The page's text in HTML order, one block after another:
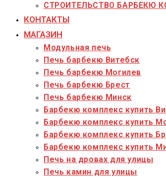
СТРОИТЕЛЬСТВО БАРБЕКЮ
КОНТАКТЫ
МАГАЗИН
Модульная печь
Печь барбекю Витебск
Печь барбекю Могилев
Печь барбекю Брест
Печь барбекю Минск
Барбекю комплекс купить
Барбекю комплекс купить
Барбекю комплекс купить
Барбекю комплекс купить
Печь на дровах для улицы
Печь камин для улицы